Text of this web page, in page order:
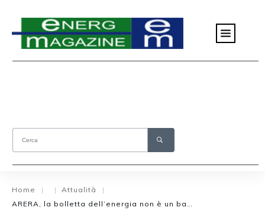
Home | | Attualità
|